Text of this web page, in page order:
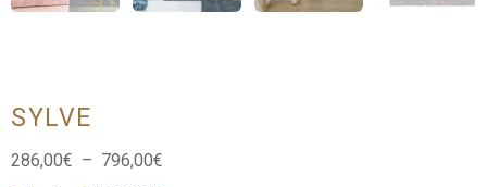
SYLVE
286,00€ – 796,00€